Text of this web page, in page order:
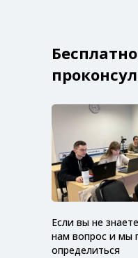
Бесплатно
Если вы не
нам вопрос и мы
определиться